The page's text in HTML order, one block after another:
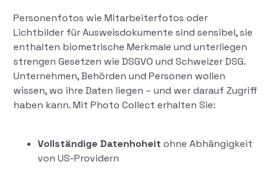
Personenfotos wie Mitarbeiterfotos oder
Lichtbilder für Ausweisdokumente sind sensibel, sie
enthalten biometrische Merkmale und unterliegen
strengen Gesetzen wie DSGVO und Schweizer DSG.
Unternehmen, Behörden und Personen wollen
wissen, wo ihre Daten liegen – und wer darauf Zugriff
haben kann. Mit Photo Collect erhalten Sie:
Vollständige Datenhoheit ohne Abhängigkeit
von US-Providern